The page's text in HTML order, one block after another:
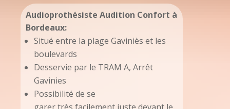
Audioprothésiste Audition Confort à
Bordeaux:
Situé entre la plage Gaviniès et les
boulevards
Desservie par le TRAM A, Arrêt
Gavinies
Possibilité de se